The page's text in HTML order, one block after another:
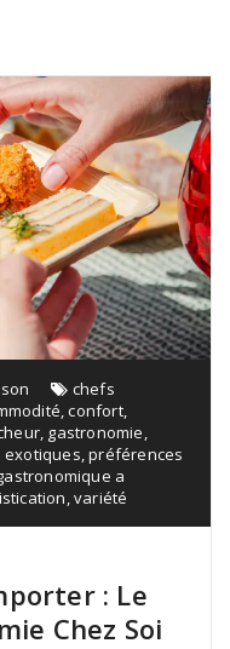
chefs
,confort,
, gastronomie,
exotiques,préférences
a
,variété
: Le
Chez Soi